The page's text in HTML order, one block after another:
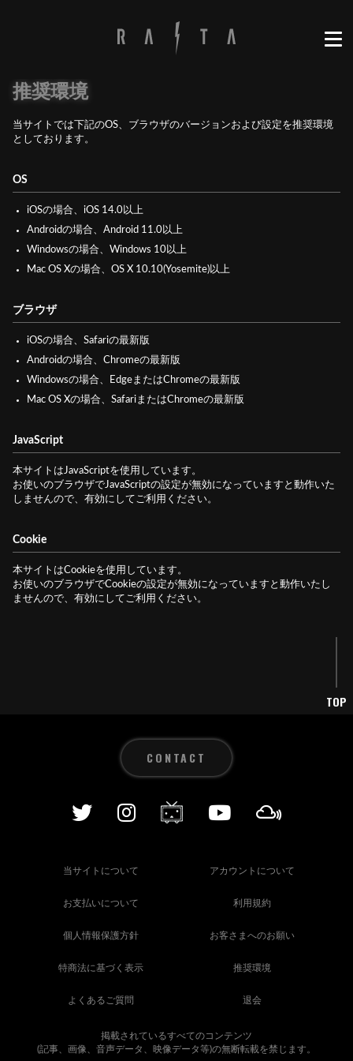
推奨環境
当サイトでは下記のOS、ブラウザのバージョンおよび設定を推奨環境
としております。
OS
iOSの場合、iOS 14.0以上
Androidの場合、Android 11.0以上
Windowsの場合、Windows 10以上
Mac OS Xの場合、OS X 10.10(Yosemite)以上
ブラウザ
iOSの場合、Safariの最新版
Androidの場合、Chromeの最新版
Windowsの場合、EdgeまたはChromeの最新版
Mac OS Xの場合、SafariまたはChromeの最新版
JavaScript
本サイトはJavaScriptを使用しています。
お使いのブラウザでJavaScriptの設定が無効になっていますと動作いた
しませんので、有効にしてご利用ください。
Cookie
本サイトはCookieを使用しています。
お使いのブラウザでCookieの設定が無効になっていますと動作いたし
ませんので、有効にしてご利用ください。
TOP
CONTACT
当サイトについて アカウントについて
お支払いについて 利用規約
個人情報保護方針 お客さまへのお願い
特商法に基づく表示 推奨環境
よくあるご質問 退会
掲載されているすべてのコンテンツ
(記事、画像、音声データ、映像データ等)の無断転載を禁じます。